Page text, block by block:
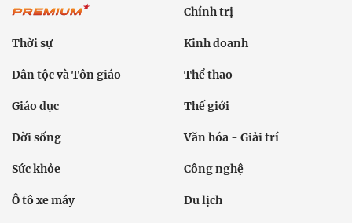
Chính trị
Thời sự Kinh doanh
Dân tộc và Tôn giáo Thể thao
Giáo dục Thế giới
Đời sống Văn hóa - Giải trí
Sức khỏe Công nghệ
Ô tô xe máy Du lịch